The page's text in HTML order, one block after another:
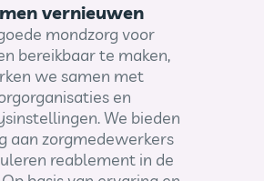
vernieuwen
mondzorg voor
bereikbaar te maken,
we samen met
en
We bieden
aan zorgmedewerkers
reablement in de